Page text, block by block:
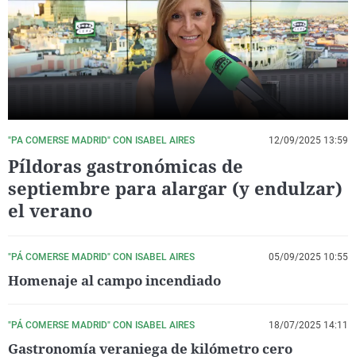
La rosa de los vientos
Gente viajera
Como el perro y el
Caso
Retornados
Equipo de
Operación Viuda
Extremadura
Galicia
La Rioja
Navarra
País Vasco
Virales
Televisión
Elecciones
"PA COMERSE MADRID" CON ISABEL AIRES 12/09/2025 13:59
Píldoras gastronómicas de
septiembre para alargar (y endulzar)
el verano
"PÁ COMERSE MADRID" CON ISABEL AIRES 05/09/2025 10:55
Homenaje al campo incendiado
"PÁ COMERSE MADRID" CON ISABEL AIRES 18/07/2025 14:11
Gastronomía veraniega de kilómetro cero